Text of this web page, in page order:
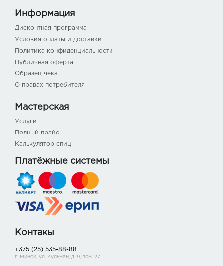
Информация
Дисконтная программа
Условия оплаты и доставки
Политика конфиденциальности
Публичная оферта
Образец чека
О правах потребителя
Мастерская
Услуги
Полный прайс
Калькулятор спиц
Платёжные системы
Контакы
+375 (25) 535-88-88
г. Минск, ул. Кульман, д. 9, пом. 27